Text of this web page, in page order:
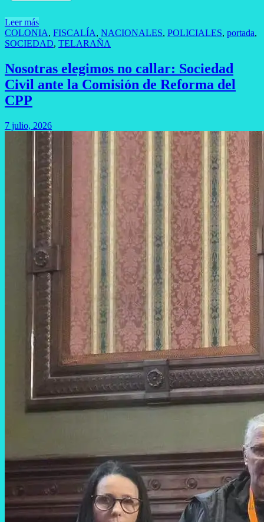
Leer más
COLONIA, FISCALÍA, NACIONALES, POLICIALES, portada,
SOCIEDAD, TELARAÑA
Nosotras elegimos no callar: Sociedad
Civil ante la Comisión de Reforma del
CPP
7 julio, 2026